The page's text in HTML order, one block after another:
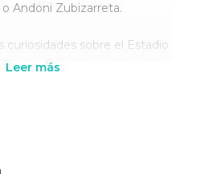
Andoni Zubizarreta.
curiosidades sobre el Estadio
único estadio que ha visto
Leer más